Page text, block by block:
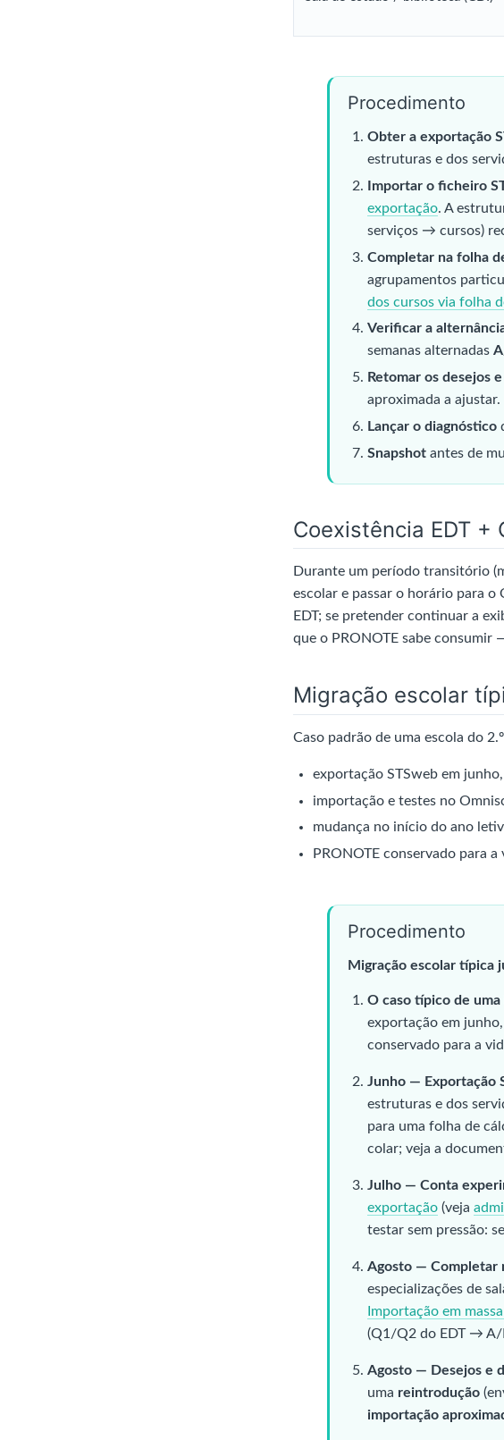
Procedimento
Obter a exportação
estruturas e dos
Importar o ficheiro
exportação. A
serviços → cursos)
Completar na folha
agrupamentos
dos cursos via folha
Verificar a
semanas alternadas
Retomar os desejos
aproximada a ajustar.
Lançar o diagnóstico
Snapshot antes de
Coexistência EDT
Durante um período transitório
escolar e passar o horário para
EDT; se pretender continuar a
que o PRONOTE sabe consumir
Migração escolar
Caso padrão de uma escola do
exportação STSweb em junho,
importação e testes no
mudança no início do ano
PRONOTE conservado para
Procedimento
Migração escolar típica
O caso típico de
exportação em
conservado para a
Junho — Exportação
estruturas e dos
para uma folha de
colar; veja a
Julho — Conta
exportação (veja
testar sem pressão:
Agosto — Completar
especializações de
Importação em
(Q1/Q2 do EDT → A/
Agosto — Desejos e
uma reintrodução
importação